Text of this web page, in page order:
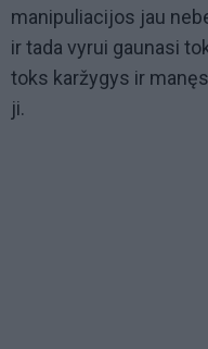
manipuliacijos jau
ir tada vyrui gaunasi
toks karžygys ir
ji.